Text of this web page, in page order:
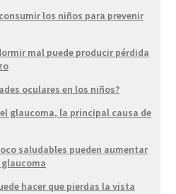
los niños para prevenir
mal puede producir pérdida
oculares en los niños?
glaucoma, la principal causa de
saludables pueden aumentar
hacer que pierdas la vista